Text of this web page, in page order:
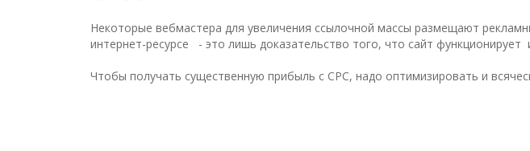
Некоторые вебмастера для увеличения ссылочной массы размещают
интернет-ресурсе - это лишь доказательство того, что сайт
Чтобы получать существенную прибыль с CPC, надо оптимизировать и